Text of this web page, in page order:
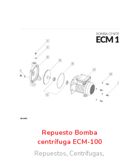
Repuesto Bomba
centrífuga ECM-100
Repuestos, Centrífugas,